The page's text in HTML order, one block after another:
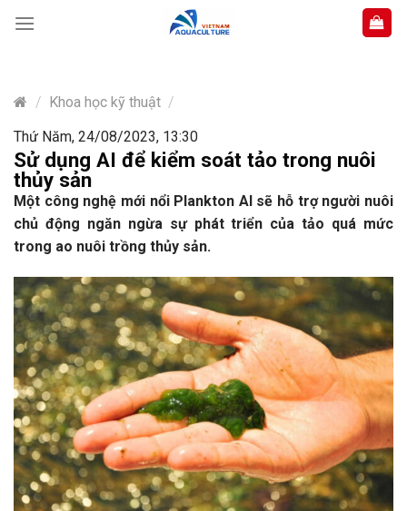
content
/ Khoa học kỹ thuật /
Thứ Năm, 24/08/2023, 13:30
Sử dụng AI để kiểm soát tảo trong nuôi
thủy sản
Một công nghệ mới nổi Plankton AI sẽ hỗ trợ người nuôi
chủ động ngăn ngừa sự phát triển của tảo quá mức
trong ao nuôi trồng thủy sản.